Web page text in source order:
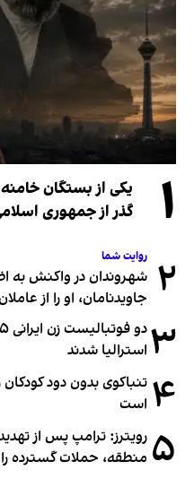
۱
یکی از بستگان
گذر از جمهوری
۲ روایت شما
شهروندان در واکنش به
جاویدنامان، او را از
۳ استرالیا شدند
۴ تنباکوی بدون دود کودکان
است
۵ رویترز: ترامپ پس از
منطقه، حملات گسترده